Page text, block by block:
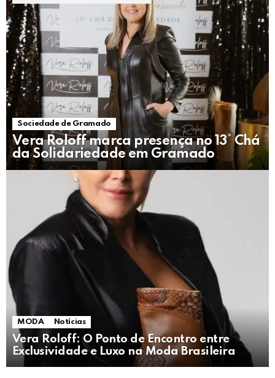
Sociedade de Gramado
Vera Roloff marca presença no 13° Chá
da Solidariedade em Gramado
MODA Notícias
Vera Roloff: O Ponto de Encontro entre
Exclusividade e Luxo na Moda Brasileira